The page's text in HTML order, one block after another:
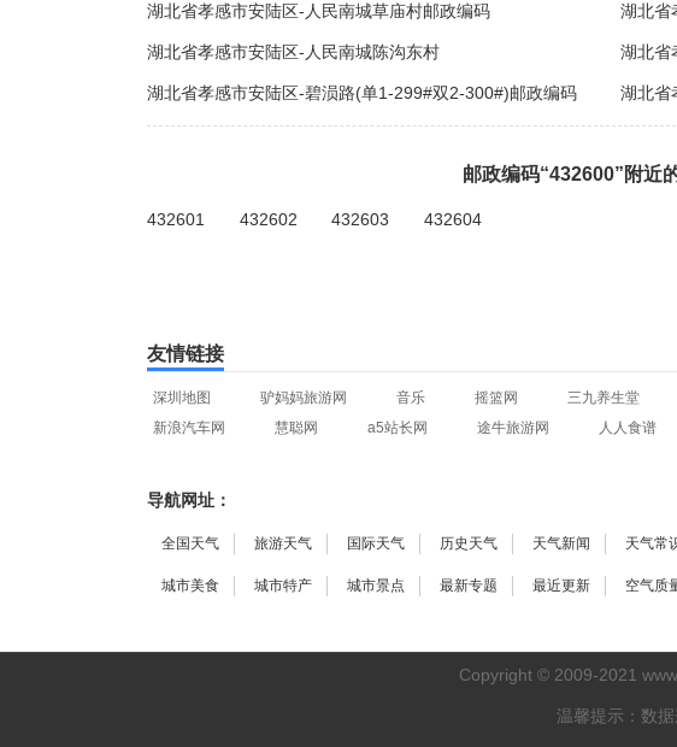
湖北省孝感市安陆区-人民南城草庙村邮政编码 湖北省
湖北省孝感市安陆区-人民南城陈沟东村 湖北省
湖北省孝感市安陆区-碧涢路(单1-299#双2-300#)邮政编码 湖北省
邮政编码“432600”附近
432601 432602 432603 432604
友情链接
深圳地图 驴妈妈旅游网 音乐 摇篮网 三九养生堂
新浪汽车网
慧聪网 a5站长网 途牛旅游网 人人食谱
导航网址：
全国天气 旅游天气 国际天气 历史天气 天气新闻 天气常
城市美食 城市特产 城市景点 最新专题 最近更新 空气质
Copyright © 2009-2021
温馨提示：数